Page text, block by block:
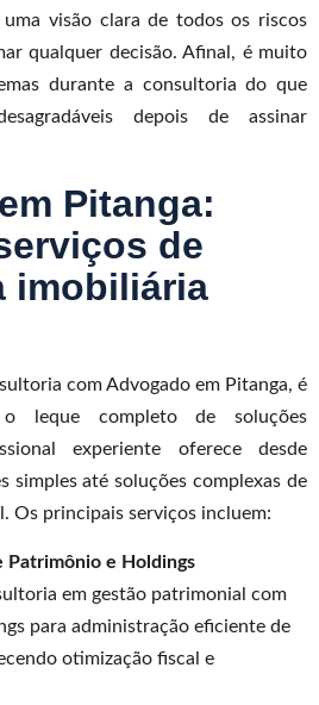
visão clara de todos os riscos
qualquer decisão. Afinal, é muito
durante a consultoria do que
depois de assinar
Pitanga:
de
imobiliária
com Advogado em Pitanga, é
o leque completo de soluções
experiente oferece desde
simples até soluções complexas de
Os principais serviços incluem:
Patrimônio e Holdings
em gestão patrimonial com
para administração eficiente de
otimização fiscal e